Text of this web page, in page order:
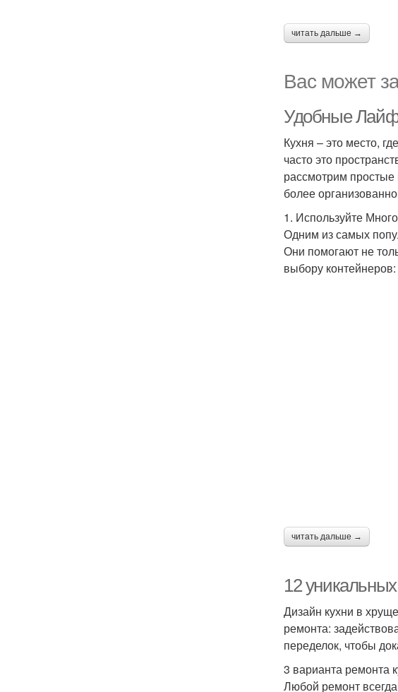
читать дальше →
Вас может
Удобные
Кухня – это место,
часто это
рассмотрим
более
1. Используйте
Одним из самых
Они помогают не
выбору контейнеров:
читать дальше →
12
Дизайн кухни в
ремонта:
переделок, чтобы
3 варианта ремонта
Любой ремонт